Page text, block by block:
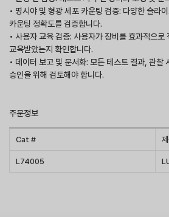
• 명시야 및 형광 세포 카운팅 검증: 다양한 슬라
카운팅 정확도를 검증합니다.
• 사용자 교육 검증: 사용자가 장비를 효과적으로
교육받았는지 확인합니다.
• 데이터 보고 및 문서화: 모든 테스트 결과, 관찰
승인을 위해 검토해야 합니다.
주문정보
Cat #
L74005